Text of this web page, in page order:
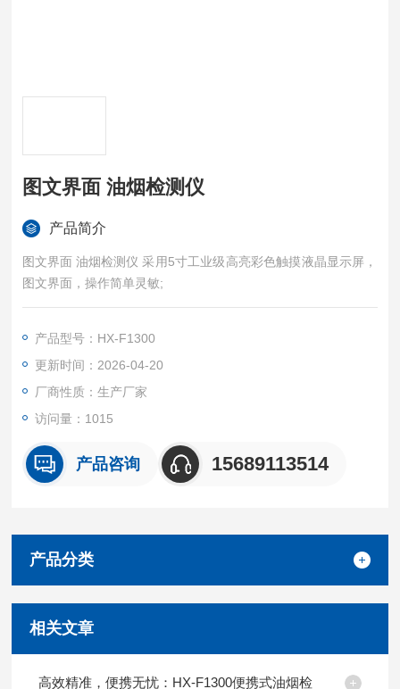
图文界面 油烟检测仪
产品简介
图文界面 油烟检测仪 采用5寸工业级高亮彩色触摸液晶显示屏，
图文界面，操作简单灵敏;
产品型号：HX-F1300
更新时间：2026-04-20
厂商性质：生产厂家
访问量：1015
产品咨询 15689113514
产品分类
相关文章
高效精准，便携无忧：HX-F1300便携式油烟检